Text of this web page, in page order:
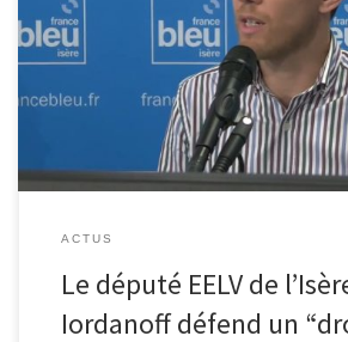
montagne ? Le député écologiste de l’Isère
confirme sur France Bleu Isère préparer une
“pour un droit d’accès à la nature“, avec sa
souhaite qu’elle soit présentée jeudi
ACTUS
Le député EELV de
Iordanoff défend un